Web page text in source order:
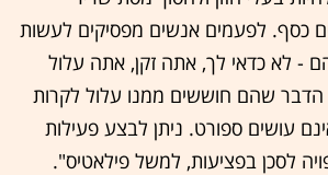
כסף. לפעמים אנשים מפסיקים לעשות
- לא כדאי לך, אתה זקן, אתה עלול
שהם חוששים ממנו עלול לקרות
עושים ספורט. ניתן לבצע פעילות
לסכן בפציעות, למשל פילאטיס".